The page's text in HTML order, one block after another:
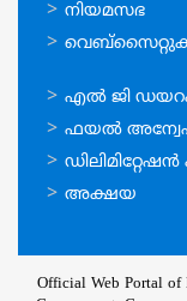
നിയമസഭ
കണ്ണികള്‍
എല്‍ ജി
ഫയല്‍
അക്ഷയ
Official Web Portal of